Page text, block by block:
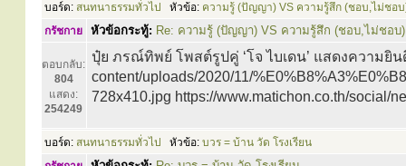
บอร์ด: สนทนาธรรมทั่วไป หัวข้อ: ความรู้ (ปัญญา) VS ความรู้สึก (ชอบ,ไม่ชอ
กรัชกาย
หัวข้อกระทู้: Re: ความรู้ (ปัญญา) VS ความรู้สึก (ชอบ,ไม่ชอบ)
ตอบกลับ:
804
แสดง:
254249
ปุ๋ย ภรณ์ทิพย์ โพสต์รูปคู่ ‘โจ ไบเดน’ แสดงความยิ
content/uploads/2020/11/
728x410.jpg https://www.matichon.co.th/social/
บอร์ด: สนทนาธรรมทั่วไป หัวข้อ: บวร = บ้าน วัด โรงเรียน